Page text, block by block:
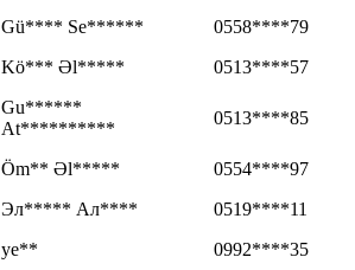
Gü**** Se******
0558****79
Kö*** Əl***** 0513****57
Gu******
At**********
0513****85
Öm** Əl*****
0554****97
Эл***** Ал****
0519****11
ye**
0992****35